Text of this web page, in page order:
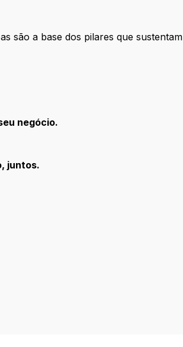
são a base dos pilares que sustentam
negócio.
juntos.